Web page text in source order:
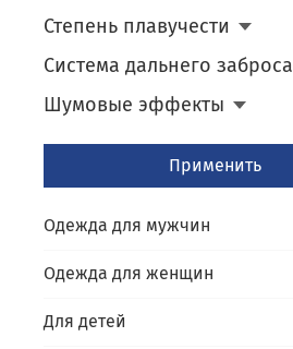
Степень плавучести
Система дальнего заброса
Шумовые эффекты
Применить
Одежда для мужчин
Одежда для женщин
Для детей